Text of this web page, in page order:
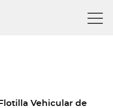
Vehicular de